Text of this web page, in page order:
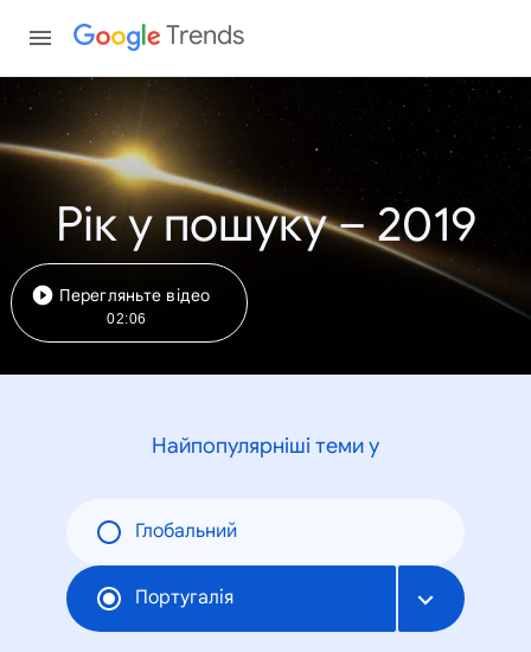
Trends
Рік у пошуку – 2019
Перегляньте відео
02:06
Найпопулярніші теми у
Глобальний
Португалія